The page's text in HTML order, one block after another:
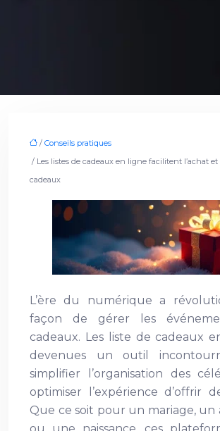
/ Conseils pratiques
/ Les listes de cadeaux en ligne facilitent l’achat
cadeaux
L’ère du numérique a
façon de gérer les
cadeaux. Les liste de cadeaux
devenues un outil
simplifier l’organisation des
optimiser l’expérience d’offrir
Que ce soit pour un mariage, un